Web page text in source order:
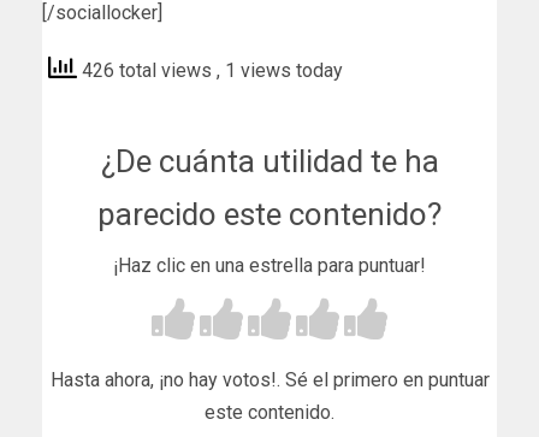
[/sociallocker]
426 total views , 1 views today
¿De cuánta utilidad te ha
parecido este contenido?
¡Haz clic en una estrella para puntuar!
Hasta ahora, ¡no hay votos!. Sé el primero en puntuar
este contenido.